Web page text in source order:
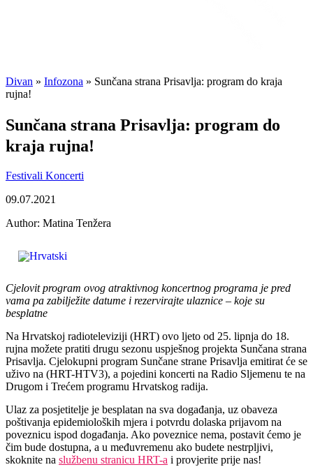
Divan » Infozona » Sunčana strana Prisavlja: program do kraja
rujna!
Sunčana strana Prisavlja: program do
kraja rujna!
Festivali Koncerti
09.07.2021
Author: Matina Tenžera
Cjelovit program ovog atraktivnog koncertnog programa je pred
vama pa zabilježite datume i rezervirajte ulaznice – koje su
besplatne
Na Hrvatskoj radioteleviziji (HRT) ovo ljeto od 25. lipnja do 18.
rujna možete pratiti drugu sezonu uspješnog projekta Sunčana strana
Prisavlja. Cjelokupni program Sunčane strane Prisavlja emitirat će se
uživo na (HRT-HTV3), a pojedini koncerti na Radio Sljemenu te na
Drugom i Trećem programu Hrvatskog radija.
Ulaz za posjetitelje je besplatan na sva događanja, uz obaveza
poštivanja epidemioloških mjera i potvrdu dolaska prijavom na
poveznicu ispod događanja. Ako poveznice nema, postavit ćemo je
čim bude dostupna, a u međuvremenu ako budete nestrpljivi,
skoknite na službenu stranicu HRT-a i provjerite prije nas!